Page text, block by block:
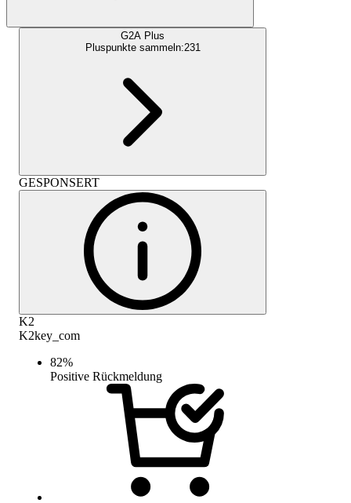
G2A Plus
Pluspunkte sammeln:231
GESPONSERT
K2
K2key_com
82%
Positive Rückmeldung